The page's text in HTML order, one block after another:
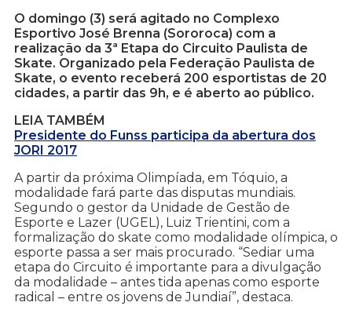
O domingo (3) será agitado no Complexo
Esportivo José Brenna (Sororoca) com a
realização da 3ª Etapa do Circuito Paulista de
Skate. Organizado pela Federação Paulista de
Skate, o evento receberá 200 esportistas de 20
cidades, a partir das 9h, e é aberto ao público.
LEIA TAMBÉM
Presidente do Funss participa da abertura dos
JORI 2017
A partir da próxima Olimpíada, em Tóquio, a
modalidade fará parte das disputas mundiais.
Segundo o gestor da Unidade de Gestão de
Esporte e Lazer (UGEL), Luiz Trientini, com a
formalização do skate como modalidade olímpica, o
esporte passa a ser mais procurado. “Sediar uma
etapa do Circuito é importante para a divulgação
da modalidade – antes tida apenas como esporte
radical – entre os jovens de Jundiaí”, destaca.